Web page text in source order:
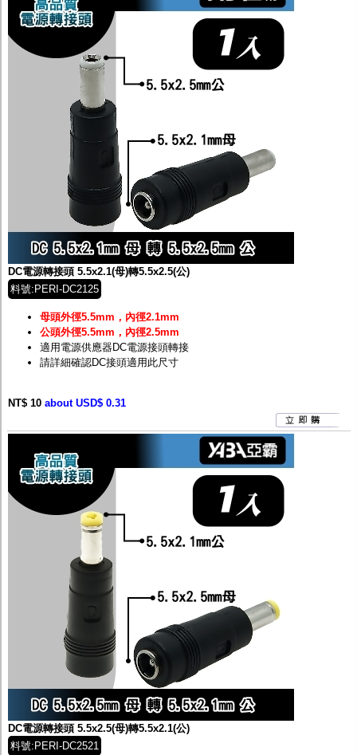
DC電源轉接頭 5.5x2.1(母)轉5.5x2.5(公)
料號:PERI-DC2125
母頭外徑5.5mm，內徑2.1mm
公頭外徑5.5mm，內徑2.5mm
適用電源供應器DC電源接頭轉接
請詳細確認DC接頭適用此尺寸
NT$ 10 about USD$ 0.31
DC電源轉接頭 5.5x2.5(母)轉5.5x2.1(公)
料號:PERI-DC2521